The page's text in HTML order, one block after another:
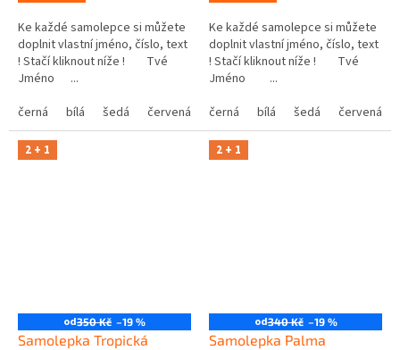
Ke každé samolepce si můžete
doplnit vlastní jméno, číslo, text
! Stačí kliknout níže ! Tvé
Jméno ...
černá
bílá šedá červená modrá žlutá zelená růžová
Ke každé samolepce si můžete
doplnit vlastní jméno, číslo, text
! Stačí kliknout níže ! Tvé
Jméno ...
černá
bílá šedá červená
2 + 1
od350 Kč –19 %
Samolepka Tropická
2 + 1
od340 Kč –19 %
Samolepka Palma